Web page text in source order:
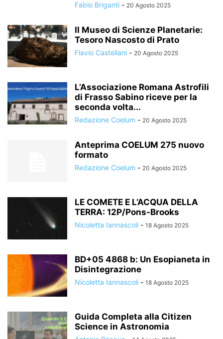
Fabio Briganti - 20 Agosto 2025
Il Museo di Scienze Planetarie:
Tesoro Nascosto di Prato
Flavio Castellani - 20 Agosto 2025
L’Associazione Romana Astrofili
di Frasso Sabino riceve per la
seconda volta...
Redazione Coelum - 20 Agosto 2025
Anteprima COELUM 275 nuovo
formato
Redazione Coelum - 20 Agosto 2025
LE COMETE E L’ACQUA DELLA
TERRA: 12P/Pons-Brooks
Nicoletta Iannascoli - 18 Agosto 2025
BD+05 4868 b: Un Esopianeta in
Disintegrazione
Nicoletta Iannascoli - 18 Agosto 2025
Guida Completa alla Citizen
Science in Astronomia